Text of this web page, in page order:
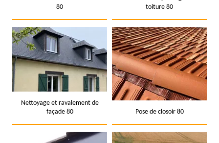
80
toiture 80
Nettoyage et ravalement de
façade 80
Pose de closoir 80